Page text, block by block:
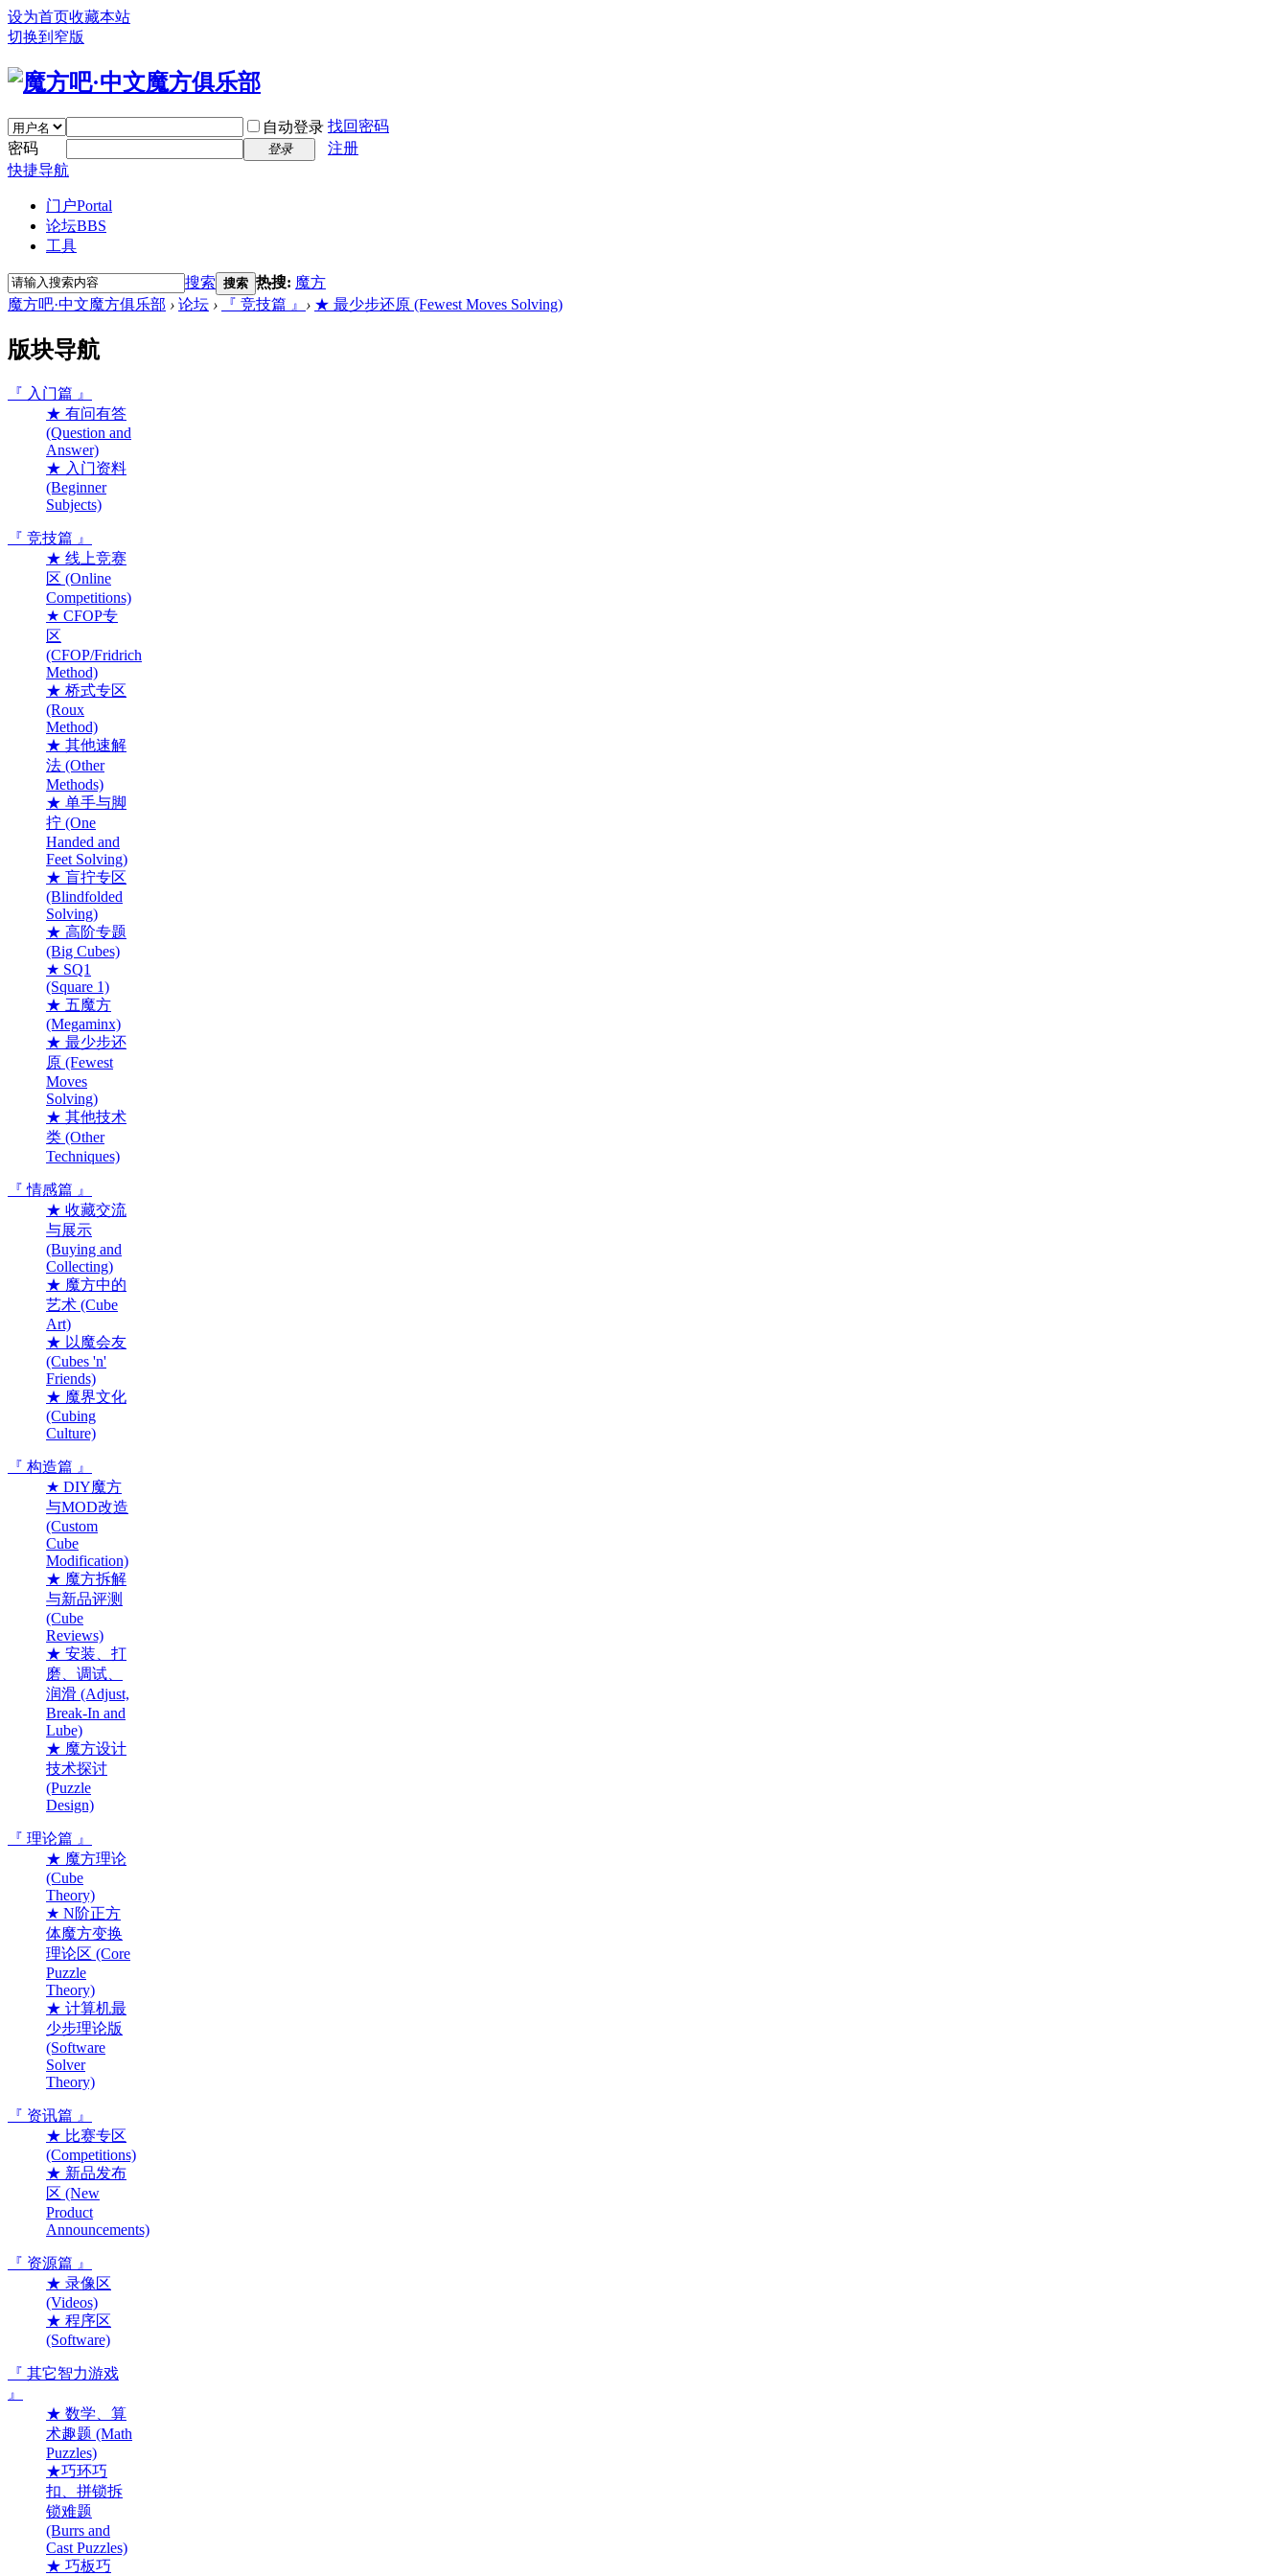
设为首页收藏本站
切换到窄版
自动登录 找回密码
密码
登录
注册
快捷导航
门户Portal
论坛BBS
工具
搜索 搜索 热搜: 魔方
魔方吧·中文魔方俱乐部 › 论坛 › 『 竞技篇 』 › ★ 最少步还原 (Fewest Moves Solving)
版块导航
『 入门篇 』
★ 有问有答
(Question and
Answer)
★ 入门资料
(Beginner
Subjects)
『 竞技篇 』
★ 线上竞赛
区 (Online
Competitions)
★ CFOP专
区
(CFOP/Fridrich
Method)
★ 桥式专区
(Roux
Method)
★ 其他速解
法 (Other
Methods)
★ 单手与脚
拧 (One
Handed and
Feet Solving)
★ 盲拧专区
(Blindfolded
Solving)
★ 高阶专题
(Big Cubes)
★ SQ1
(Square 1)
★ 五魔方
(Megaminx)
★ 最少步还
原 (Fewest
Moves
Solving)
★ 其他技术
类 (Other
Techniques)
『 情感篇 』
★ 收藏交流
与展示
(Buying and
Collecting)
★ 魔方中的
艺术 (Cube
Art)
★ 以魔会友
(Cubes 'n'
Friends)
★ 魔界文化
(Cubing
Culture)
『 构造篇 』
★ DIY魔方
与MOD改造
(Custom
Cube
Modification)
★ 魔方拆解
与新品评测
(Cube
Reviews)
★ 安装、打
磨、调试、
润滑 (Adjust,
Break-In and
Lube)
★ 魔方设计
技术探讨
(Puzzle
Design)
『 理论篇 』
★ 魔方理论
(Cube
Theory)
★ N阶正方
体魔方变换
理论区 (Core
Puzzle
Theory)
★ 计算机最
少步理论版
(Software
Solver
Theory)
『 资讯篇 』
★ 比赛专区
(Competitions)
★ 新品发布
区 (New
Product
Announcements)
『 资源篇 』
★ 录像区
(Videos)
★ 程序区
(Software)
『 其它智力游戏
』
★ 数学、算
术趣题 (Math
Puzzles)
★巧环巧
扣、拼锁拆
锁难题
(Burrs and
Cast Puzzles)
★ 巧板巧